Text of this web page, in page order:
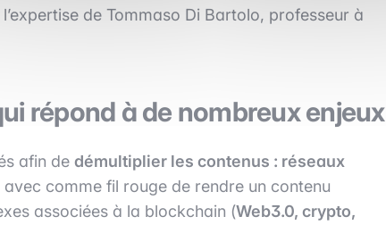
de Tommaso Di Bartolo, professeur à
répond à de nombreux enjeux
afin de démultiplier les contenus : réseaux
avec comme fil rouge de rendre un contenu
associées à la blockchain (Web3.0, crypto,